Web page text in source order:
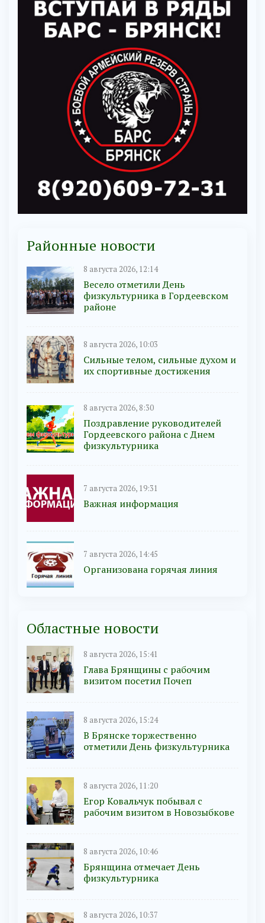
Районные новости
8 августа 2026, 12:14
Весело отметили День
физкультурника в Гордеевском
районе
8 августа 2026, 10:03
Сильные телом, сильные духом и
их спортивные достижения
8 августа 2026, 8:30
Поздравление руководителей
Гордеевского района с Днем
физкультурника
7 августа 2026, 19:31
Важная информация
7 августа 2026, 14:45
Организована горячая линия
Областные новости
8 августа 2026, 15:41
Глава Брянщины с рабочим
визитом посетил Почеп
8 августа 2026, 15:24
В Брянске торжественно
отметили День физкультурника
8 августа 2026, 11:20
Егор Ковальчук побывал с
рабочим визитом в Новозыбкове
8 августа 2026, 10:46
Брянщина отмечает День
физкультурника
8 августа 2026, 10:37